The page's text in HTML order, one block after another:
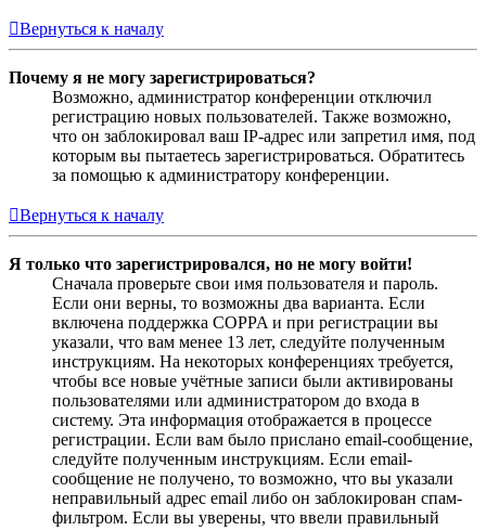
Вернуться к началу
Почему я не могу зарегистрироваться?
Возможно, администратор конференции отключил
регистрацию новых пользователей. Также возможно,
что он заблокировал ваш IP-адрес или запретил имя, под
которым вы пытаетесь зарегистрироваться. Обратитесь
за помощью к администратору конференции.
Вернуться к началу
Я только что зарегистрировался, но не могу войти!
Сначала проверьте свои имя пользователя и пароль.
Если они верны, то возможны два варианта. Если
включена поддержка COPPA и при регистрации вы
указали, что вам менее 13 лет, следуйте полученным
инструкциям. На некоторых конференциях требуется,
чтобы все новые учётные записи были активированы
пользователями или администратором до входа в
систему. Эта информация отображается в процессе
регистрации. Если вам было прислано email-сообщение,
следуйте полученным инструкциям. Если email-
сообщение не получено, то возможно, что вы указали
неправильный адрес email либо он заблокирован спам-
фильтром. Если вы уверены, что ввели правильный